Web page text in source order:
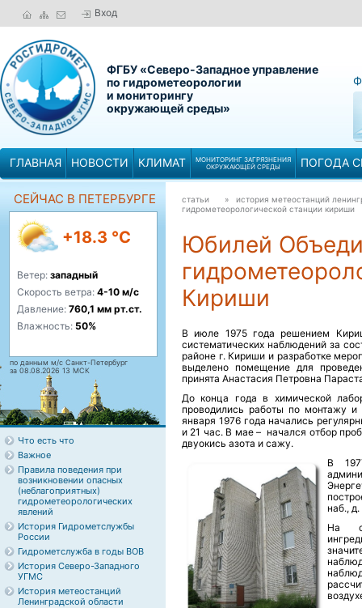
Вход
ФГБУ «Северо-Западное управление
по гидрометеорологии
и мониторингу
окружающей среды»
ГЛАВНАЯ НОВОСТИ КЛИМАТ
МОНИТОРИНГ ЗАГРЯЗНЕНИЯ
ОКРУЖАЮЩЕЙ СРЕДЫ
ПОГОДА
СЕЙЧАС В ПЕТЕРБУРГЕ
+18.3 °C
Ветер: западный
Скорость ветра: 4-10 м/с
Давление: 760,1 мм рт.ст.
Влажность: 50%
по данным м/с Санкт-Петербург
за 08.08.2026 13 МСК
Что есть что
Важное
Правила поведения при
возникновении опасных
(неблагоприятных)
гидрометеорологических
явлений
История Гидрометслужбы
России
Гидрометслужба в годы ВОВ
История Северо-Западного
УГМС
История метеостанций
Ленинградской области
статьи
» история метеостанций
гидрометеорологической станции кириши
Юбилей
Кириши
В июле 1975 года решением
систематических наблюдений за
районе г. Кириши и разработке
выделено помещение для
принята Анастасия Петровна
До конца года в химической
проводились работы по монтажу
января 1976 года начались
и 21 час. В мае – начался отбор
двуокись азота и сажу.
В
наб.,
На